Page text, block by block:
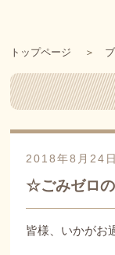
トップページ
2018年8月24日
☆ごみゼロ
皆様、いかがお